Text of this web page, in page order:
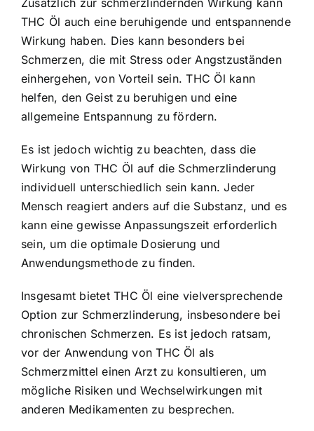
THC Öl auch eine beruhigende und entspannende
Wirkung haben. Dies kann besonders bei
Schmerzen, die mit Stress oder Angstzuständen
einhergehen, von Vorteil sein. THC Öl kann
helfen, den Geist zu beruhigen und eine
allgemeine Entspannung zu fördern.
Es ist jedoch wichtig zu beachten, dass die
Wirkung von THC Öl auf die Schmerzlinderung
individuell unterschiedlich sein kann. Jeder
Mensch reagiert anders auf die Substanz, und es
kann eine gewisse Anpassungszeit erforderlich
sein, um die optimale Dosierung und
Anwendungsmethode zu finden.
Insgesamt bietet THC Öl eine vielversprechende
Option zur Schmerzlinderung, insbesondere bei
chronischen Schmerzen. Es ist jedoch ratsam,
vor der Anwendung von THC Öl als
Schmerzmittel einen Arzt zu konsultieren, um
mögliche Risiken und Wechselwirkungen mit
anderen Medikamenten zu besprechen.